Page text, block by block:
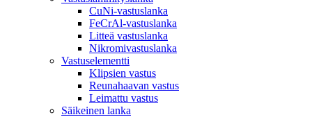
CuNi-vastuslanka
FeCrAl-vastuslanka
Litteä vastuslanka
Nikromivastuslanka
Vastuselementti
Klipsien vastus
Reunahaavan vastus
Leimattu vastus
Säikeinen lanka